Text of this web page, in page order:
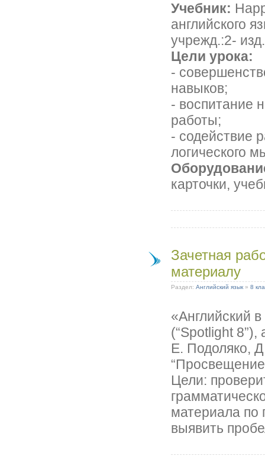
Учебник:
английского
учрежд.:2-
Цели урока:
-
навыков;
- воспитание
работы;
- содействие
логического
карточки,
Зачетная
материалу
Раздел: Английский язык » 8
«Английский
(“Spotlight
Е. Подоляко,
Цели:
материала по
выявить